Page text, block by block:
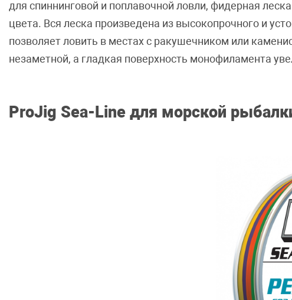
для спиннинговой и поплавочной ловли, фидерная
цвета. Вся леска произведена из высокопрочного и
позволяет ловить в местах с ракушечником или
незаметной, а гладкая поверхность монофиламента
ProJig Sea-Line для морской